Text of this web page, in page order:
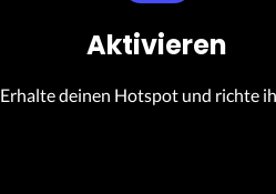
Aktivieren
Erhalte deinen Hotspot und richte